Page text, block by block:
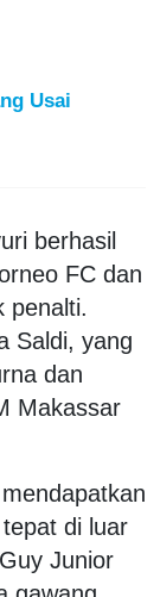
Usai
berhasil
FC dan
penalti.
Saldi, yang
dan
Makassar
di luar
Junior